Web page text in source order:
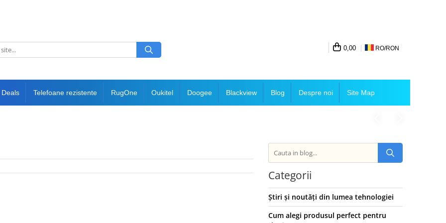
0,00 RO/RON
Deals Telefoane rezistente RugOne Oukitel Doogee Blackview Blog Despre noi Site Map
Categorii
Știri și noutăți din lumea tehnologiei
Cum alegi produsul perfect pentru